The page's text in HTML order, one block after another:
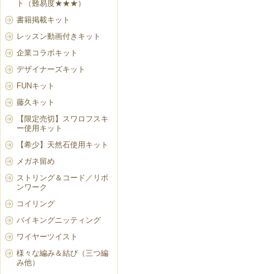
ト（難易度★★★）
書籍掲載キット
レッスン動画付きキット
企業コラボキット
デザイナーズキット
FUNキット
藤久キット
【限定売切】スワロフスキ
ー使用キット
【希少】天然石使用キット
メガネ留め
ストリング＆コード／リボ
ンワーク
コイリング
バイキングニッティング
ワイヤーツイスト
様々な編み＆結び（三つ編
み他）